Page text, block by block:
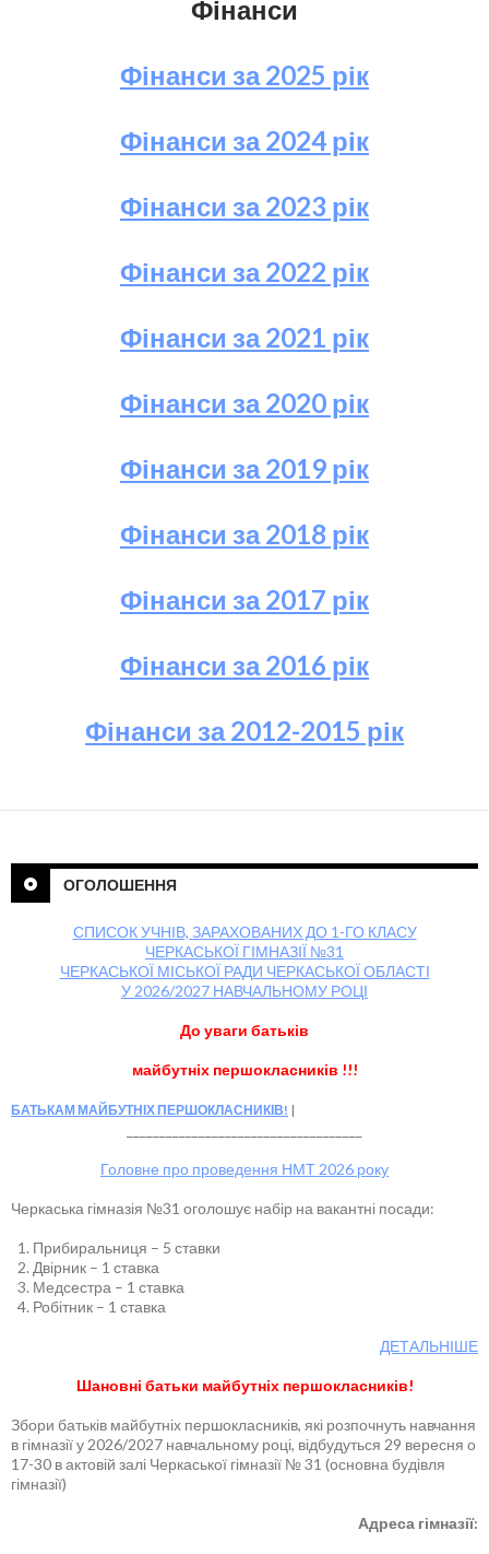
Фінанси
Фінанси за 2025 рік
Фінанси за 2024 рік
Фінанси за 2023 рік
Фінанси за 2022 рік
Фінанси за 2021 рік
Фінанси за 2020 рік
Фінанси за 2019 рік
Фінанси за 2018 рік
Фінанси за 2017 рік
Фінанси за 2016 рік
Фінанси за 2012-2015 рік
ОГОЛОШЕННЯ
СПИСОК УЧНІВ, ЗАРАХОВАНИХ ДО 1-ГО КЛАСУ
ЧЕРКАСЬКОЇ ГІМНАЗІЇ №31
ЧЕРКАСЬКОЇ МІСЬКОЇ РАДИ ЧЕРКАСЬКОЇ ОБЛАСТІ
У 2026/2027 НАВЧАЛЬНОМУ РОЦІ
До уваги батьків
майбутніх першокласників !!!
БАТЬКАМ МАЙБУТНІХ ПЕРШОКЛАСНИКІВ!
Головне про проведення НМТ 2026 року
Черкаська гімназія №31 оголошує набір на вакантні посади:
Прибиральниця – 5 ставки
Двірник – 1 ставка
Медсестра – 1 ставка
Робітник – 1 ставка
ДЕТАЛЬНІШЕ
Шановні батьки майбутніх першокласників!
Збори батьків майбутніх першокласників, які розпочнуть навчання
в гімназії у 2026/2027 навчальному році, відбудуться 29 вересня о
17-30 в актовій залі Черкаської гімназії № 31 (основна будівля
гімназії)
Адреса гімназії: